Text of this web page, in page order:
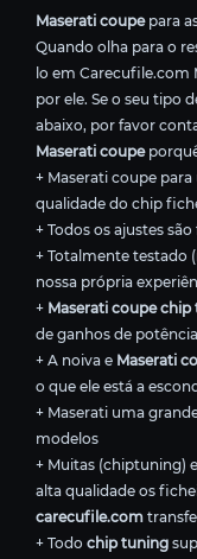
Maserati coupepara
Quando olha para o
lo em Carecufile.com
por ele. Se o seu tipo
abaixo, por favor
Maserati coupe
+ Maserati coupe
qualidade do chip
+ Todos os ajustes
+ Totalmente testado
nossa própria
+ Maserati coupe
de ganhos de
+ A noiva e Maserati
o que ele está a
+ Maserati uma
modelos
+ Muitas (chiptuning)
alta qualidade os
carecufile.com
+ Todo chip tuning